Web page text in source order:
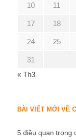
10 11
17 18
24 25
31
« Th3
BÀI VIẾT MỚI VỀ
5 điều quan trọng